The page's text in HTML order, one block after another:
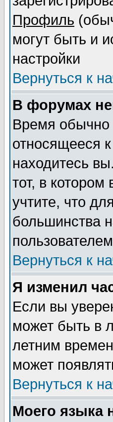
Профиль
могут быть и
настройки
Вернуться к
В форумах
Время обычно
относящееся
находитесь
тот, в
учтите, что
большинства
Вернуться к
Я изменил
Если вы
может быть в
летним
может
Вернуться к
Моего языка